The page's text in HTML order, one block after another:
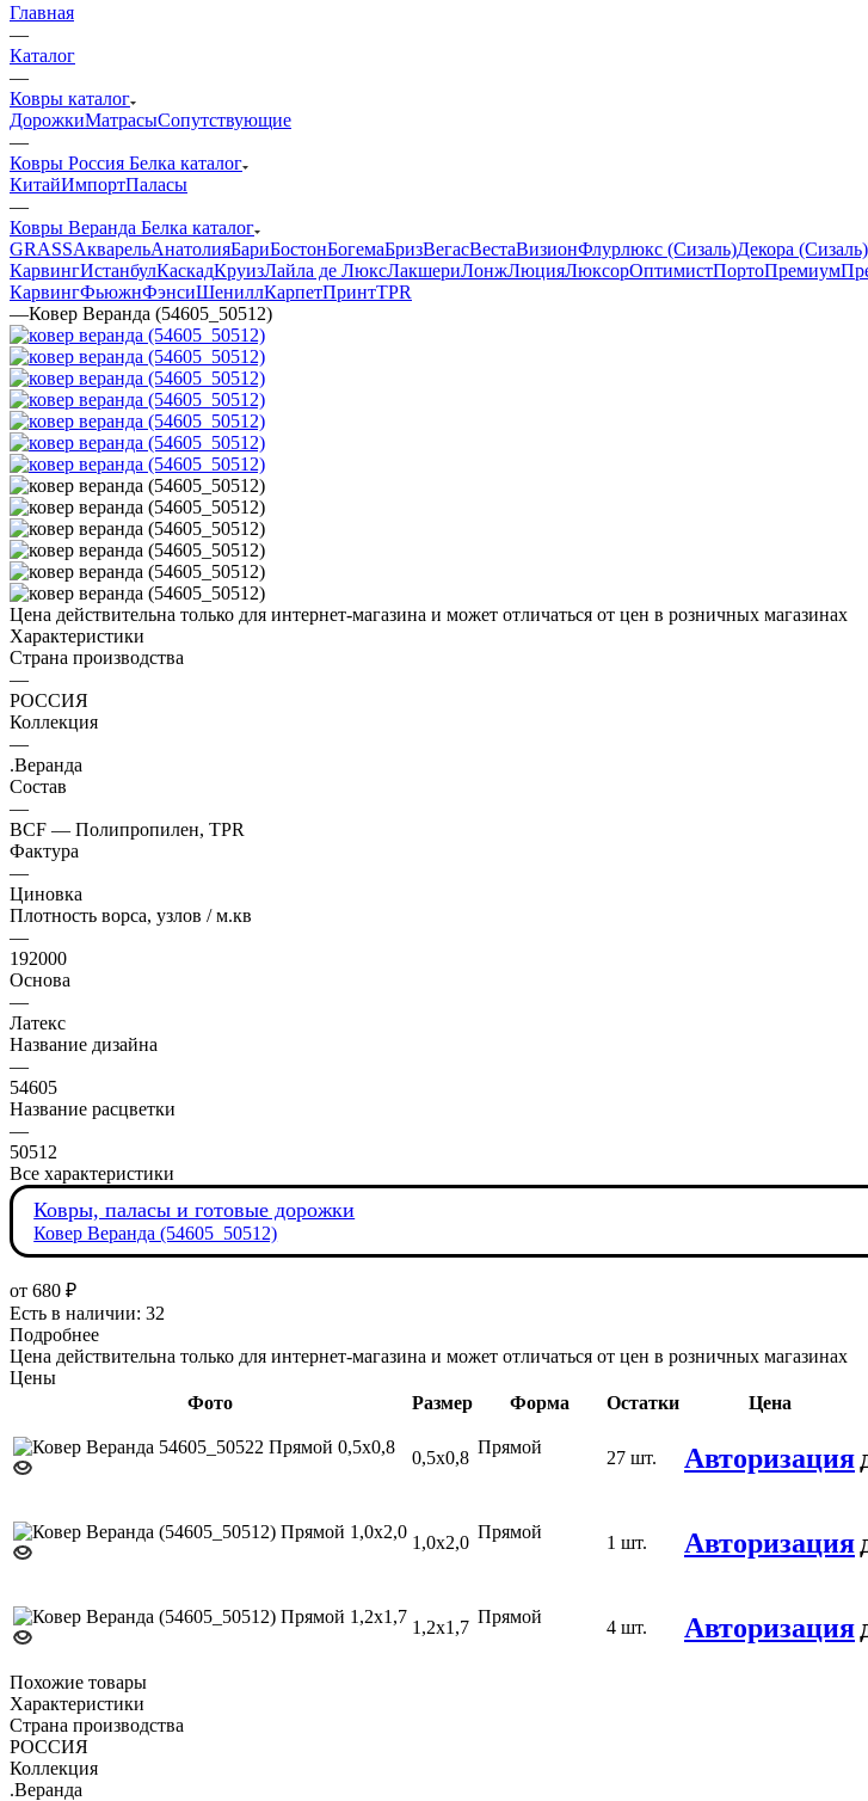
Главная
—
Каталог
—
Ковры каталог
ДорожкиМатрасыСопутствующие
—
Ковры Россия Белка каталог
КитайИмпортПаласы
—
Ковры Веранда Белка каталог
GRASSАкварельАнатолияБариБостонБогемаБризВегасВестаВизионФлурлюкс (Сизаль)Декора (Сизаль)
КарвингИстанбулКаскадКруизЛайла де ЛюксЛакшериЛонжЛюцияЛюксорОптимистПортоПремиум
КарвингФьюжнФэнсиШениллКарпетПринтTPR
—Ковер Веранда (54605_50512)
Цена действительна только для интернет-магазина и может отличаться от цен в розничных магазинах
Характеристики
Страна производства
—
РОССИЯ
Коллекция
—
.Веранда
Состав
—
BCF — Полипропилен, TPR
Фактура
—
Циновка
Плотность ворса, узлов / м.кв
—
192000
Основа
—
Латекс
Название дизайна
—
54605
Название расцветки
—
50512
Все характеристики
Ковры, паласы и готовые дорожки
Ковер Веранда (54605_50512)
от 680 ₽
Есть в наличии: 32
Подробнее
Цена действительна только для интернет-магазина и может отличаться от цен в розничных магазинах
Цены
Фото
Размер Форма Остатки Цена
0,5х0,8
Прямой
27 шт. Авторизация
1,0х2,0
Прямой
1 шт. Авторизация
1,2х1,7
Прямой
4 шт. Авторизация
Похожие товары
Характеристики
Страна производства
РОССИЯ
Коллекция
.Веранда